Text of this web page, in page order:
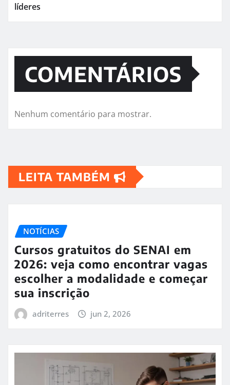
líderes
COMENTÁRIOS
Nenhum comentário para mostrar.
LEITA TAMBÉM
NOTÍCIAS
Cursos gratuitos do SENAI em
2026: veja como encontrar vagas
escolher a modalidade e começar
sua inscrição
adriterres jun 2, 2026